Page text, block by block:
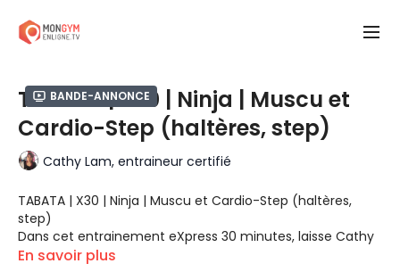
Bande-annonce
TABATA | X30 | Ninja | Muscu et
Cardio-Step (haltères, step)
Cathy Lam, entraineur certifié
TABATA | X30 | Ninja | Muscu et Cardio-Step (haltères,
step)
Dans cet entrainement eXpress 30 minutes, laisse Cathy
te guider pour des intervalles Tabata 8X [20 secondes
En savoir plus